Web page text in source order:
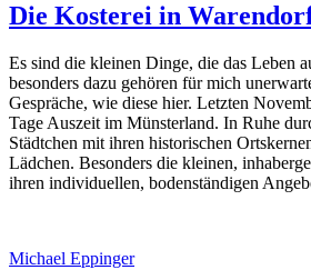
Die Kosterei in
Es sind die kleinen Dinge, die das Leben
besonders dazu gehören für mich
Gespräche, wie diese hier. Letzten
Tage Auszeit im Münsterland. In Ruhe
Städtchen mit ihren historischen
Lädchen. Besonders die kleinen,
ihren individuellen, bodenständigen
Michael Eppinger